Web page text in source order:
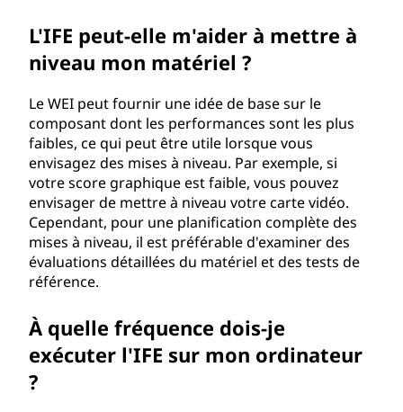
L'IFE peut-elle m'aider à mettre à
niveau mon matériel ?
Le WEI peut fournir une idée de base sur le
composant dont les performances sont les plus
faibles, ce qui peut être utile lorsque vous
envisagez des mises à niveau. Par exemple, si
votre score graphique est faible, vous pouvez
envisager de mettre à niveau votre carte vidéo.
Cependant, pour une planification complète des
mises à niveau, il est préférable d'examiner des
évaluations détaillées du matériel et des tests de
référence.
À quelle fréquence dois-je
exécuter l'IFE sur mon ordinateur
?